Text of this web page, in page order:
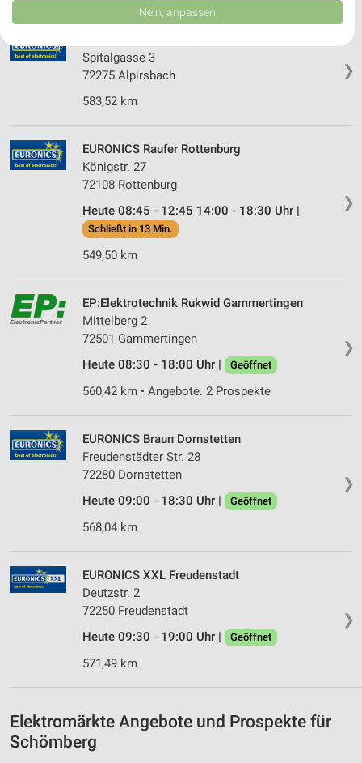
❯
Spitalgasse 3
72275 Alpirsbach
583,52 km
❯
EURONICS Raufer Rottenburg
Königstr. 27
72108 Rottenburg
Heute 08:45 - 12:45 14:00 - 18:30 Uhr |
Schließt in 13 Min.
549,50 km
❯
EP:Elektrotechnik Rukwid Gammertingen
Mittelberg 2
72501 Gammertingen
Heute 08:30 - 18:00 Uhr |
Geöffnet
560,42 km • Angebote: 2 Prospekte
❯
EURONICS Braun Dornstetten
Freudenstädter Str. 28
72280 Dornstetten
Heute 09:00 - 18:30 Uhr |
Geöffnet
568,04 km
❯
EURONICS XXL Freudenstadt
Deutzstr. 2
72250 Freudenstadt
Heute 09:30 - 19:00 Uhr |
Geöffnet
571,49 km
Elektromärkte Angebote und Prospekte für
Schömberg
Daten können außerhalb der Europäischen Union weitergegeben und in die
USA gesendet werden.
Website/App.
Partnerliste anzeigen (1 IAB-Anbieter)
Wir nutzen Ihre Daten für folgende Zwecke:
auf einem Endgerät
Verwendung reduzierter Daten zur Auswahl von
Erstellung von Profilen für personalisierte
personalisierter Werbung
Erstellung von Profilen zur Personalisierung
von Inhalten
Verwendung von Profilen zur Auswahl
personalisierter Inhalte
Messung der Performance von Inhalten
Kombinationen von Daten aus verschiedenen
Verwendung reduzierter Daten zur Auswahl von
Inhalten
Verwendung genauer Standortdaten
Nicht-IAB-Verarbeitungszwecke:
Notwendig
Nein, anpassen